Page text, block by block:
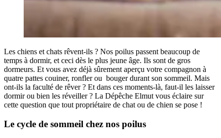
Les chiens et chats rêvent-ils ? Nos poilus passent beaucoup de
temps à dormir, et ceci dès le plus jeune âge. Ils sont de gros
dormeurs. Et vous avez déjà sûrement aperçu votre compagnon à
quatre pattes couiner, ronfler ou bouger durant son sommeil. Mais
ont-ils la faculté de rêver ? Et dans ces moments-là, faut-il les laisser
dormir ou bien les réveiller ? La Dépêche Elmut vous éclaire sur
cette question que tout propriétaire de chat ou de chien se pose !
Le cycle de sommeil chez nos poilus